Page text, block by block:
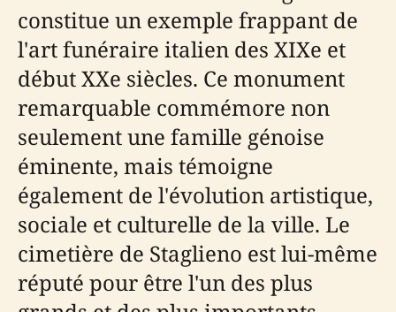
constitue un exemple frappant de
l'art funéraire italien des XIXe et
début XXe siècles. Ce monument
remarquable commémore non
seulement une famille génoise
éminente, mais témoigne
également de l'évolution artistique,
sociale et culturelle de la ville. Le
cimetière de Staglieno est lui-même
réputé pour être l'un des plus